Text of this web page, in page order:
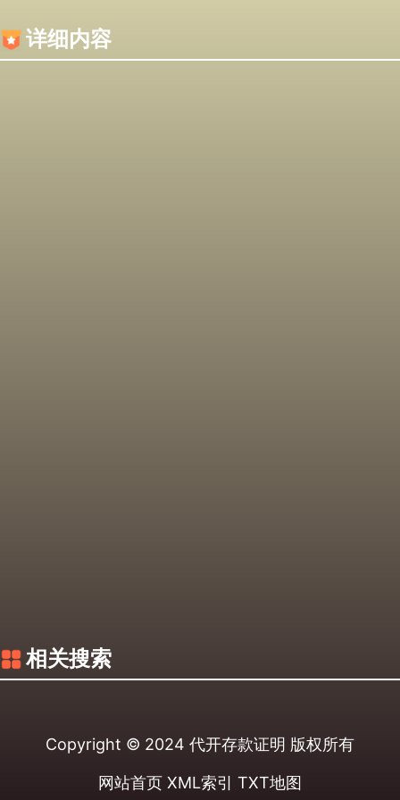
详细内容
相关搜索
Copyright © 2024 代开存款证明 版权所有
网站首页 XML索引 TXT地图